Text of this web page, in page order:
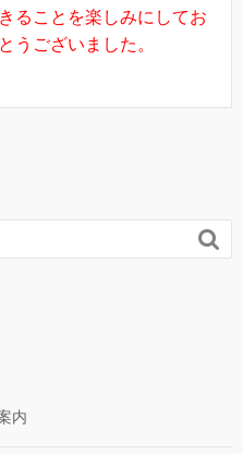
ることを楽しみにしてお
うございました。

内